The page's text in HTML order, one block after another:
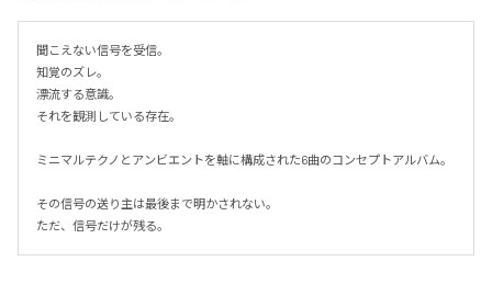
聞こえない信号を受信。
知覚のズレ。
漂流する意識。
それを観測している存在。
ミニマルテクノとアンビエントを軸に構成された6曲のコンセプトアルバム。
その信号の送り主は最後まで明かされない。
ただ、信号だけが残る。